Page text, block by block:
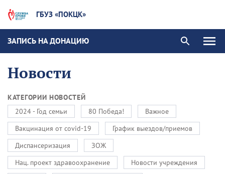
ГБУЗ «ПОКЦК»
ЗАПИСЬ НА ДОНАЦИЮ
Новости
КАТЕГОРИИ НОВОСТЕЙ
2024 - Год семьи
80 Победа!
Важное
Вакцинация от covid-19
График выездов/приемов
Диспансеризация
ЗОЖ
Нац. проект здравоохранение
Новости учреждения